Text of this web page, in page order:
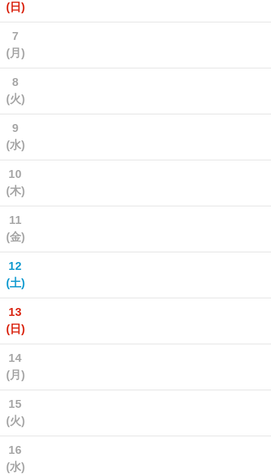
(日)
7
(月)
8
(火)
9
(水)
10
(木)
11
(金)
12
(土)
13
(日)
14
(月)
15
(火)
16
(水)